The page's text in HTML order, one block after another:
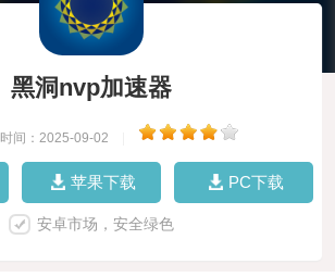
黑洞nvp加速器
时间：2025-09-02
苹果下载 PC下载
安卓市场，安全绿色